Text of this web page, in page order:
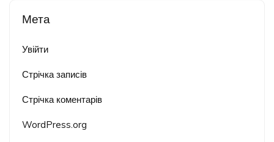
Мета
Увійти
Стрічка записів
Стрічка коментарів
WordPress.org